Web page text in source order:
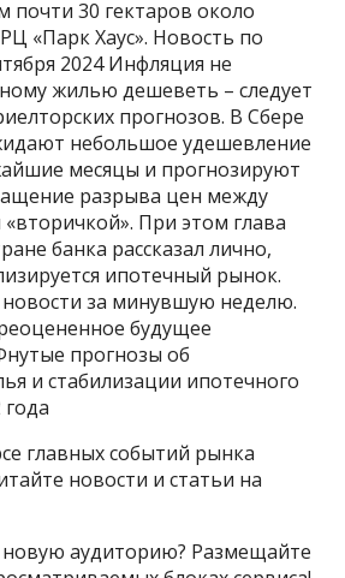
почти 30 гектаров около
«Парк Хаус». Новость по
2024 Инфляция не
жилью дешеветь – следует
прогнозов. В Сбере
небольшое удешевление
месяцы и прогнозируют
разрыва цен между
При этом глава
банка рассказал лично,
ипотечный рынок.
за минувшую неделю.
будущее
прогнозы об
и стабилизации ипотечного
главных событий рынка
новости и статьи на
аудиторию? Размещайте